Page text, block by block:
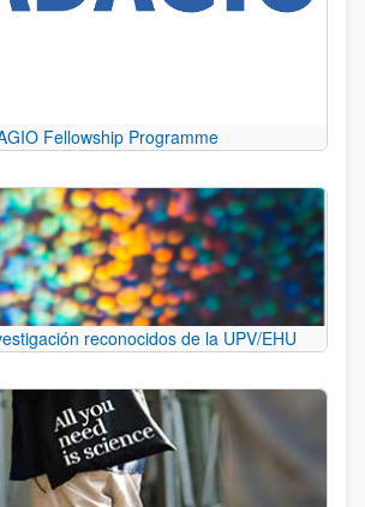
Fellowship Programme
reconocidos de la UPV/EHU